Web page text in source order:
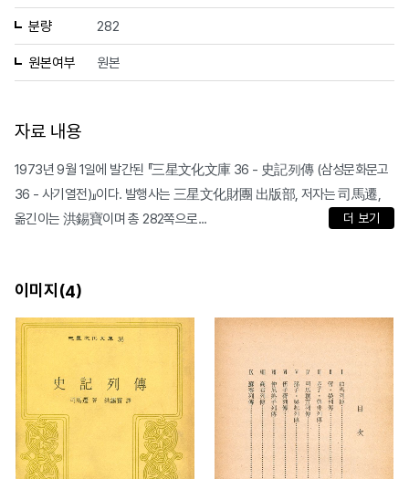
분량 282
원본여부 원본
자료 내용
1973년 9월 1일에 발간된 『三星文化文庫 36 - 史記列傳 (삼성문화문고
36 - 사기열전)』이다. 발행사는 三星文化財團 出版部, 저자는 司馬遷,
옮긴이는 洪錫寶이며 총 282쪽으로...
더 보기
이미지(4)